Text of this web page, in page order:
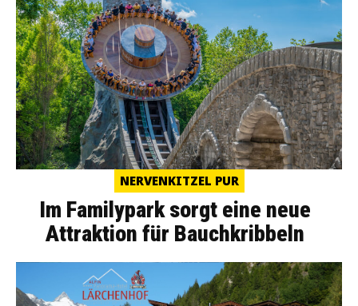
NERVENKITZEL PUR
Im Familypark sorgt eine neue
Attraktion für Bauchkribbeln